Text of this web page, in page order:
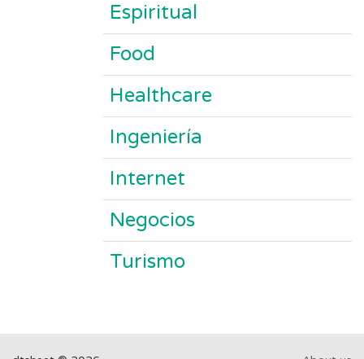
Espiritual
Food
Healthcare
Ingeniería
Internet
Negocios
Turismo